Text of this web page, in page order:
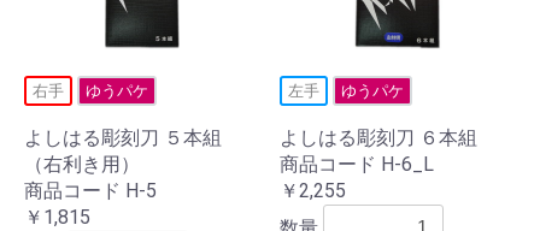
右手 ゆうパケ
よしはる彫刻刀 ５本組
（右利き用）
商品コード H-5
￥1,815
左手 ゆうパケ
よしはる彫刻刀 ６本組
商品コード H-6_L
￥2,255